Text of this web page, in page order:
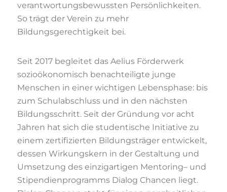
verantwortungsbewussten Persönlichkeiten.
So trägt der Verein zu mehr
Bildungsgerechtigkeit bei.
Seit 2017 begleitet das Aelius Förderwerk
sozioökonomisch benachteiligte junge
Menschen in einer wichtigen Lebensphase: bis
zum Schulabschluss und in den nächsten
Bildungsschritt. Seit der Gründung vor acht
Jahren hat sich die studentische Initiative zu
einem zertifizierten Bildungsträger entwickelt,
dessen Wirkungskern in der Gestaltung und
Umsetzung des einzigartigen Mentoring– und
Stipendienprogramms Dialog Chancen liegt.